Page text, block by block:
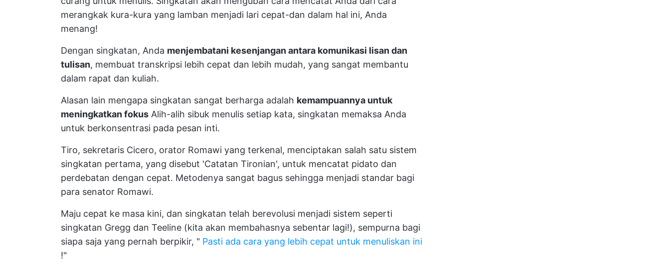
merangkak kura-kura yang lamban menjadi lari cepat-dan dalam hal ini, Anda
menang!
Dengan singkatan, Anda menjembatani kesenjangan antara komunikasi lisan dan
tulisan, membuat transkripsi lebih cepat dan lebih mudah, yang sangat membantu
dalam rapat dan kuliah.
Alasan lain mengapa singkatan sangat berharga adalah kemampuannya untuk
meningkatkan fokus Alih-alih sibuk menulis setiap kata, singkatan memaksa Anda
untuk berkonsentrasi pada pesan inti.
Tiro, sekretaris Cicero, orator Romawi yang terkenal, menciptakan salah satu sistem
singkatan pertama, yang disebut 'Catatan Tironian', untuk mencatat pidato dan
perdebatan dengan cepat. Metodenya sangat bagus sehingga menjadi standar bagi
para senator Romawi.
Maju cepat ke masa kini, dan singkatan telah berevolusi menjadi sistem seperti
singkatan Gregg dan Teeline (kita akan membahasnya sebentar lagi!), sempurna bagi
siapa saja yang pernah berpikir, " Pasti ada cara yang lebih cepat untuk menuliskan ini
!"